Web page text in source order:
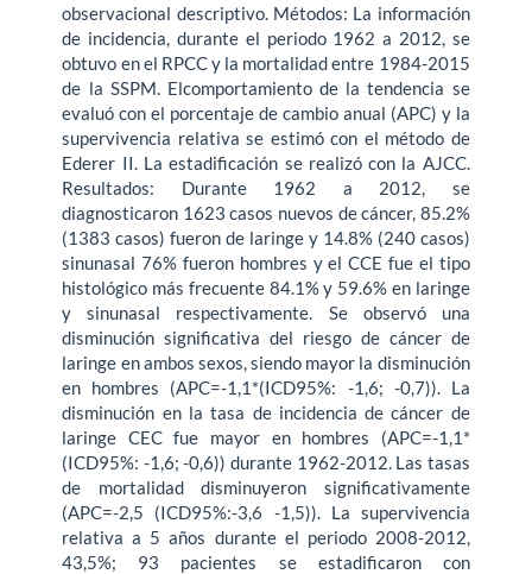
observacional descriptivo. Métodos: La información
de incidencia, durante el periodo 1962 a 2012, se
obtuvo en el RPCC y la mortalidad entre 1984-2015
de la SSPM. Elcomportamiento de la tendencia se
evaluó con el porcentaje de cambio anual (APC) y la
supervivencia relativa se estimó con el método de
Ederer II. La estadificación se realizó con la AJCC.
Resultados: Durante 1962 a 2012, se
diagnosticaron 1623 casos nuevos de cáncer, 85.2%
(1383 casos) fueron de laringe y 14.8% (240 casos)
sinunasal 76% fueron hombres y el CCE fue el tipo
histológico más frecuente 84.1% y 59.6% en laringe
y sinunasal respectivamente. Se observó una
disminución significativa del riesgo de cáncer de
laringe en ambos sexos, siendo mayor la disminución
en hombres (APC=-1,1*(ICD95%: -1,6; -0,7)). La
disminución en la tasa de incidencia de cáncer de
laringe CEC fue mayor en hombres (APC=-1,1*
(ICD95%: -1,6; -0,6)) durante 1962-2012. Las tasas
de mortalidad disminuyeron significativamente
(APC=-2,5 (ICD95%:-3,6 -1,5)). La supervivencia
relativa a 5 años durante el periodo 2008-2012,
43,5%; 93 pacientes se estadificaron con